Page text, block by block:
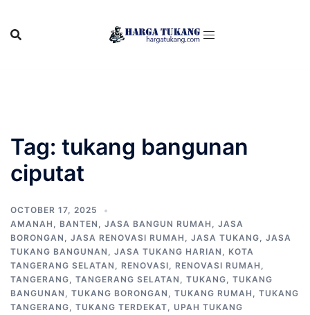
content
Tag: tukang bangunan
ciputat
OCTOBER 17, 2025
AMANAH , BANTEN , JASA BANGUN RUMAH , JASA
BORONGAN , JASA RENOVASI RUMAH , JASA TUKANG, JASA
TUKANG BANGUNAN , JASA TUKANG HARIAN , KOTA
TANGERANG SELATAN , RENOVASI, RENOVASI RUMAH ,
TANGERANG, TANGERANG SELATAN , TUKANG, TUKANG
BANGUNAN , TUKANG BORONGAN , TUKANG RUMAH , TUKANG
TANGERANG, TUKANG TERDEKAT, UPAH TUKANG